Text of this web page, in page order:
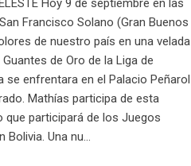
Hoy 9 de septiembre en las
Francisco Solano (Gran Buenos
de nuestro país en una velada
de Oro de la Liga de
se enfrentara en el Palacio Peñarol
Mathías participa de esta
que participará de los Juegos
Una nu...